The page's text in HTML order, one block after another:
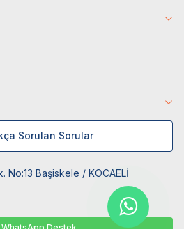
Sorulan Sorular
No:13 Başiskele / KOCAELİ